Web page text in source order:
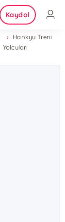
Kaydol
Hankyu Treni
Yolcuları